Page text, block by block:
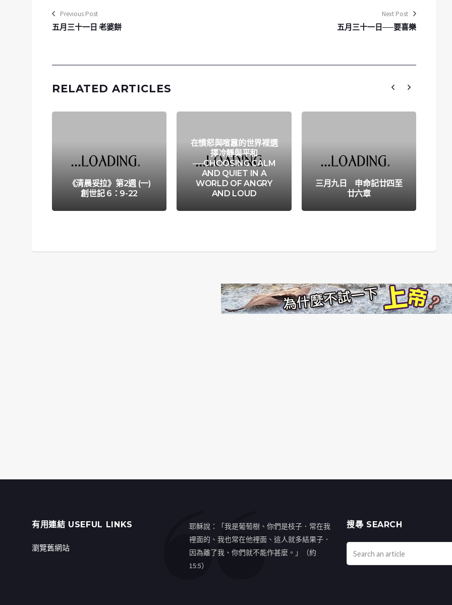
Previous Post
五月三十一日 老婆餅
Next Post
五月三十一日──要喜樂
RELATED ARTICLES
《清晨妥拉》第2週 (一)
創世記 6：9-22
在憤怒與喧囂的世界裡選
擇冷靜與平和
──CHOOSING CALM
AND QUIET IN A
WORLD OF ANGRY
AND LOUD
三月九日 申命記廿四至
廿六章
有用連結 USEFUL LINKS
瀏覽舊網站
耶穌說：「我是葡萄樹、你們是枝子．常在我
裡面的、我也常在他裡面、這人就多結果子．
因為離了我、你們就不能作甚麼。」（約
15:5）
搜㝷 SEARCH